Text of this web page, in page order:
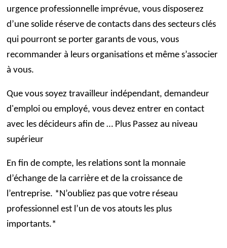
urgence professionnelle imprévue, vous disposerez
d’une solide réserve de contacts dans des secteurs clés
qui pourront se porter garants de vous, vous
recommander à leurs organisations et même s’associer
à vous.
Que vous soyez travailleur indépendant, demandeur
d'emploi ou employé, vous devez entrer en contact
avec les décideurs afin de … PlusPassez au niveau
supérieur
En fin de compte, les relations sont la monnaie
d’échange de la carrière et de la croissance de
l’entreprise. *N’oubliez pas que votre réseau
professionnel est l’un de vos atouts les plus
importants.*